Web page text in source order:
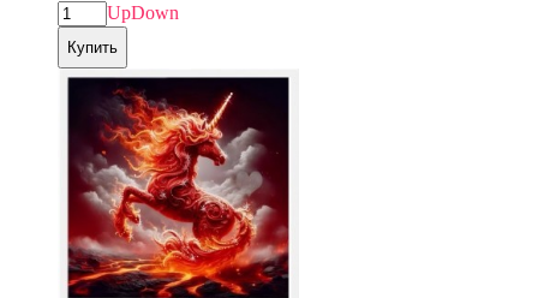
UpDown
Купить